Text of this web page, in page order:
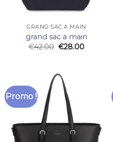
GRAND SAC A MAIN
grand sac a main
€42.00 €28.00
Promo !